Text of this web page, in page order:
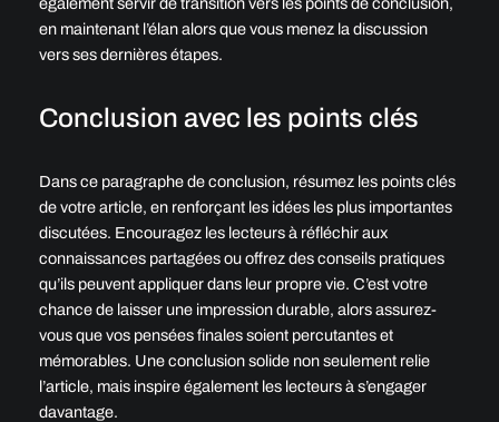
en maintenant l’élan alors que vous menez la discussion
vers ses dernières étapes.
Conclusion avec les points clés
Dans ce paragraphe de conclusion, résumez les points clés
de votre article, en renforçant les idées les plus importantes
discutées. Encouragez les lecteurs à réfléchir aux
connaissances partagées ou offrez des conseils pratiques
qu’ils peuvent appliquer dans leur propre vie. C’est votre
chance de laisser une impression durable, alors assurez-
vous que vos pensées finales soient percutantes et
mémorables. Une conclusion solide non seulement relie
l’article, mais inspire également les lecteurs à s’engager
davantage.